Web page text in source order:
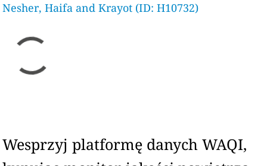
Nesher, Haifa and Krayot (ID: H10732)
Wesprzyj platformę danych WAQI,